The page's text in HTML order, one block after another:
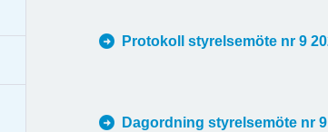
Protokoll styrelsemöte nr 9
Dagordning styrelsemöte nr 9